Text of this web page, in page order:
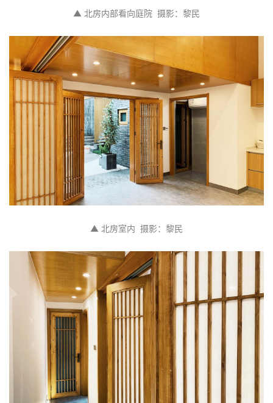
▲ 北房内部看向庭院  摄影：黎民
▲ 北房室内  摄影：黎民